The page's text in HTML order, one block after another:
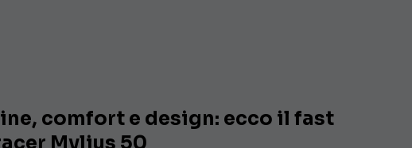
comfort e design: ecco il fast